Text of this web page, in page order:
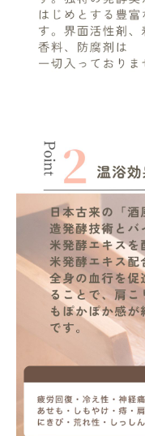
ご利用ガイド等
アカウント情報
ようこそ ゲスト 様